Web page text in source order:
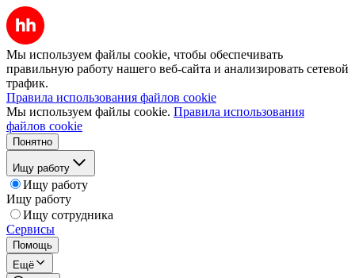
Мы используем файлы cookie, чтобы обеспечивать
правильную работу нашего веб-сайта и анализировать сетевой
трафик.
Правила использования файлов cookie
Мы используем файлы cookie. Правила использования
файлов cookie
Понятно
Ищу работу
Ищу работу
Ищу работу
Ищу сотрудника
Сервисы
Помощь
Ещё